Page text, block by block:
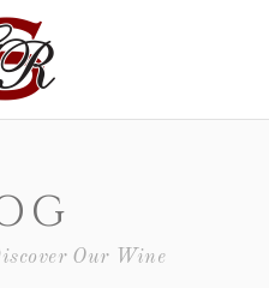
Our Wine